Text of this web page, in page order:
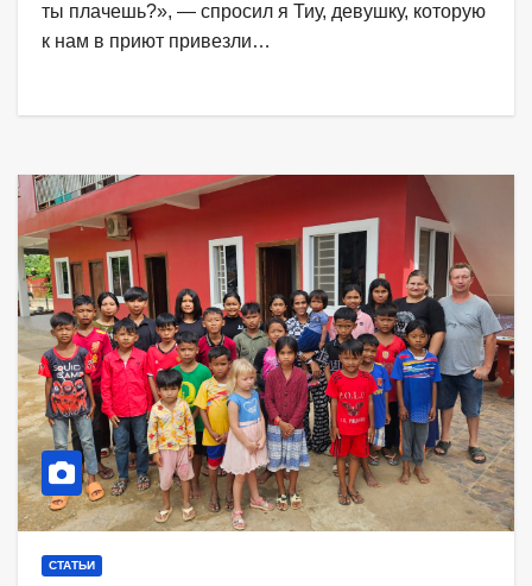
ты плачешь?», — спросил я Тиу, девушку, которую
к нам в приют привезли…
СТАТЬИ